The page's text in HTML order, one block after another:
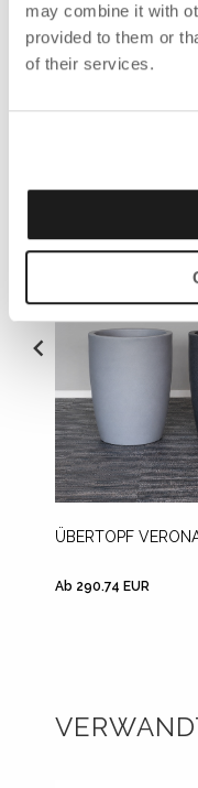
may combine it with
provided to them or
of their services.
ÜBERTOPF
Ab 290.74 EUR